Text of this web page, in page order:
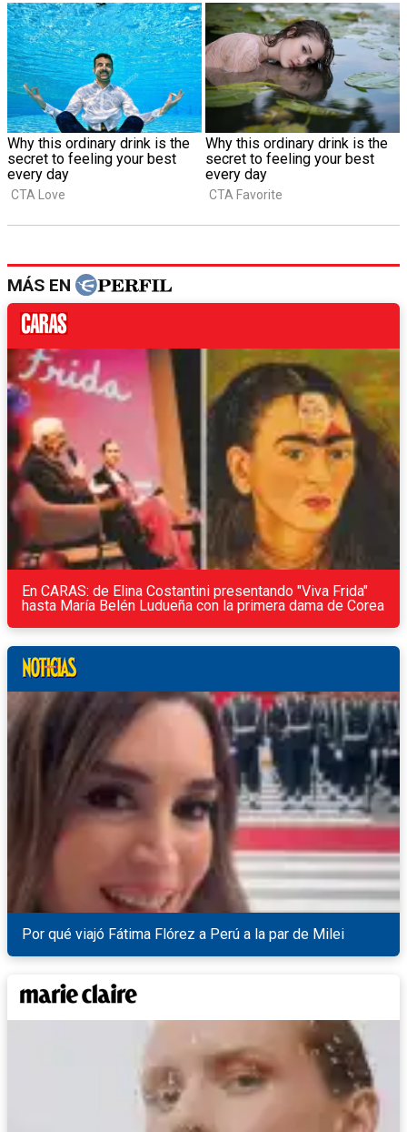
MÁS EN
En CARAS: de Elina Costantini presentando "Viva Frida"
hasta María Belén Ludueña con la primera dama de Corea
Por qué viajó Fátima Flórez a Perú a la par de Milei